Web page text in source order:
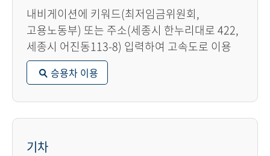
내비게이션에 키워드(최저임금위원회,
고용노동부) 또는 주소(세종시 한누리대로 422,
세종시 어진동113-8) 입력하여 고속도로 이용
승용차 이용
기차